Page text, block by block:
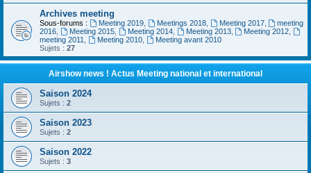
Archives meeting
Sous-forums : Meeting 2019, Meetings 2018, Meeting 2017,
meeting
2016
Meeting 2015, Meeting 2014, Meeting 2013, Meeting 2012
meeting 2011
Meeting 2010,
Meeting avant 2010
Sujets : 27
Airshow news ! Actus Meeting national et international
Saison 2024
Sujets : 2
Saison 2023
Sujets : 2
Saison 2022
Sujets : 3